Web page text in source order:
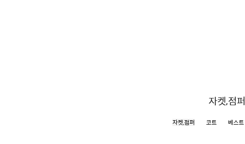
자켓,점퍼
자켓,점퍼 코트 베스트